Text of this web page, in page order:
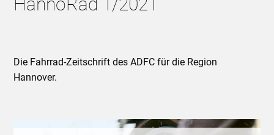
Die Fahrrad-Zeitschrift des ADFC für die Region
Hannover.